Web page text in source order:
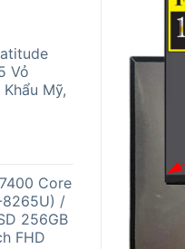
Vỏ
Mỹ,
Core
/
256GB
FHD